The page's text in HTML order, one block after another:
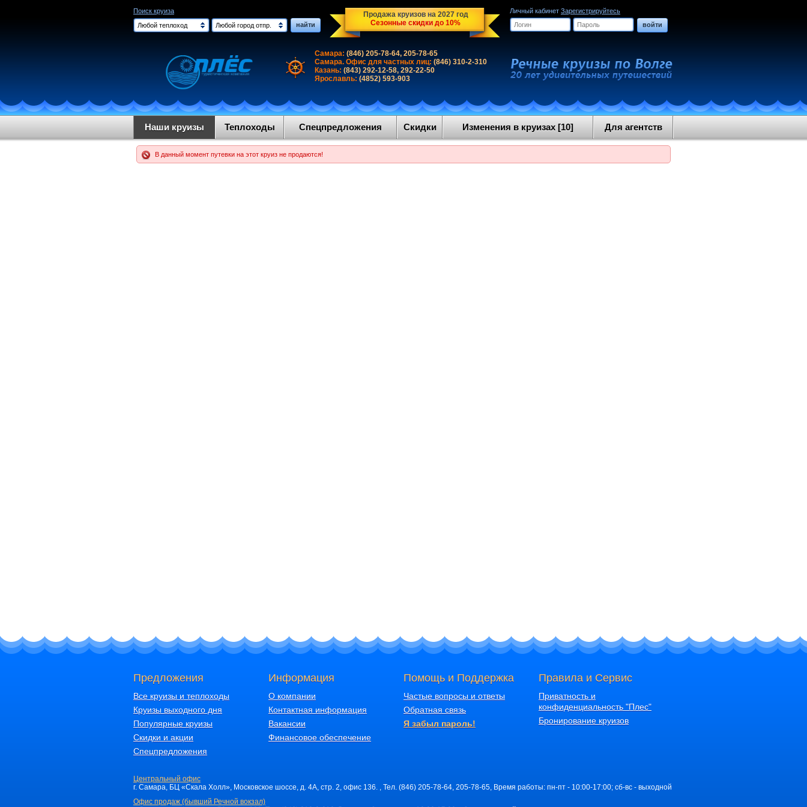
Поиск круиза
Любой теплоход
Любой город отпр. найти
Продажа круизов на 2027 год
Сезонные скидки до 10%
Личный кабинет Зарегистрируйтесь
войти
Самара: (846) 205-78-64, 205-78-65
Самара. Офис для частных лиц: (846) 310-2-310
Казань: (843) 292-12-58, 292-22-50
Ярославль: (4852) 593-903
Наши круизы Теплоходы Спецпредложения Скидки Изменения в круизах [10] Для агентств
В данный момент путевки на этот круиз не продаются!
Предложения
Все круизы и теплоходы
Круизы выходного дня
Популярные круизы
Скидки и акции
Спецпредложения
Информация
О компании
Контактная информация
Вакансии
Финансовое обеспечение
Помощь и Поддержка
Частые вопросы и ответы
Обратная связь
Я забыл пароль!
Правила и Сервис
Приватность и
конфиденциальность "Плес"
Бронирование круизов
Центральный офис
г. Самара, БЦ «Скала Холл», Московское шоссе, д. 4А, стр. 2, офис 136. , Тел. (846) 205-78-64, 205-78-65, Время работы: пн-пт - 10:00-17:00; сб-вс - выходной
Офис продаж (бывший Речной вокзал)